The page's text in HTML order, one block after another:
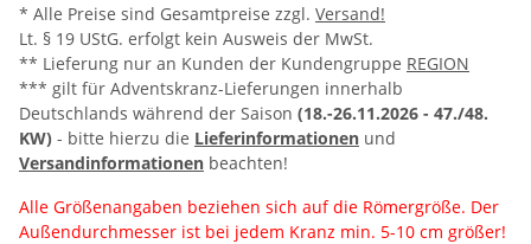
* Alle Preise sind Gesamtpreise zzgl. Versand!
Lt. § 19 UStG. erfolgt kein Ausweis der MwSt.
** Lieferung nur an Kunden der Kundengruppe REGION
*** gilt für Adventskranz-Lieferungen innerhalb
Deutschlands während der Saison (18.-26.11.2026 - 47./48.
KW) - bitte hierzu die Lieferinformationen und
Versandinformationen beachten!
Alle Größenangaben beziehen sich auf die Römergröße. Der
Außendurchmesser ist bei jedem Kranz min. 5-10 cm größer!